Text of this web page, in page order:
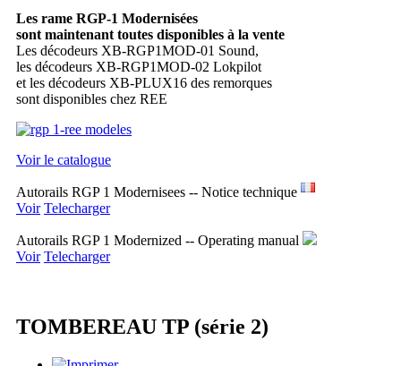
Les rame RGP-1 Modernisées
sont maintenant toutes disponibles à la vente
Les décodeurs XB-RGP1MOD-01 Sound,
les décodeurs XB-RGP1MOD-02 Lokpilot
et les décodeurs XB-PLUX16 des remorques
sont disponibles chez REE
Voir le catalogue
Autorails RGP 1 Modernisees -- Notice technique
Voir Telecharger
Autorails RGP 1 Modernized -- Operating manual
Voir Telecharger
TOMBEREAU TP (série 2)